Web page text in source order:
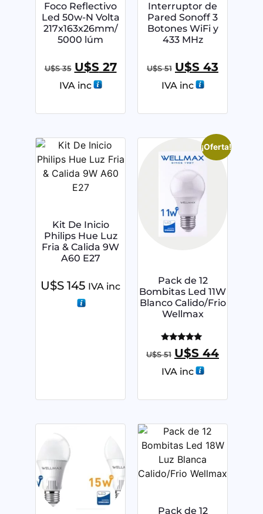
Foco Reflectivo
Led 50w-N Volta
217x163x26mm/
5000 lúm
U$S35 U$S27
IVA inc
Interruptor de
Pared Sonoff 3
Botones WiFi y
433 MHz
U$S51 U$S 43
IVA inc
Kit De Inicio
Philips Hue Luz
Fria & Calida 9W
A60 E27
U$S 145 IVA inc
¡Oferta!
Pack de 12
Bombitas Led 11W
Blanco Calido/Frio
Wellmax
Valorado
con
de 5
U$S51 U$S 44
IVA inc
Pack de 12